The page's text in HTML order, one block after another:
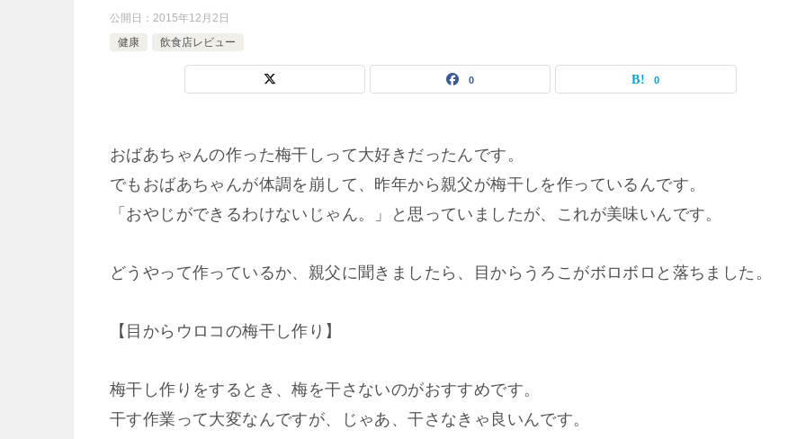
公開日： 2015年12月2日
健康
飲食店レビュー
0 0
おばあちゃんの作った梅干しって大好きだったんです。
でもおばあちゃんが体調を崩して、昨年から親父が梅干しを作っているんです。
「おやじができるわけないじゃん。」と思っていましたが、これが美味いんです。
どうやって作っているか、親父に聞きましたら、目からうろこがボロボロと落ちました。
【目からウロコの梅干し作り】
梅干し作りをするとき、梅を干さないのがおすすめです。
干す作業って大変なんですが、じゃあ、干さなきゃ良いんです。